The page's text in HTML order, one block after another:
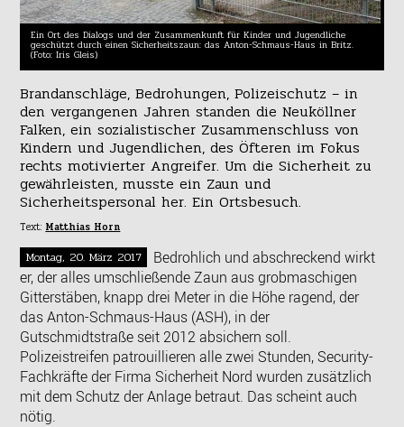
Ein Ort des Dialogs und der Zusammenkunft für Kinder und Jugendliche
geschützt durch einen Sicherheitszaun: das Anton-Schmaus-Haus in Britz.
(Foto: Iris Gleis)
Brandanschläge, Bedrohungen, Polizeischutz – in
den vergangenen Jahren standen die Neuköllner
Falken, ein sozialistischer Zusammenschluss von
Kindern und Jugendlichen, des Öfteren im Fokus
rechts motivierter Angreifer. Um die Sicherheit zu
gewährleisten, musste ein Zaun und
Sicherheitspersonal her. Ein Ortsbesuch.
Text: Matthias Horn
Montag, 20. März 2017
Bedrohlich und abschreckend wirkt
er, der alles umschließende Zaun aus grobmaschigen
Gitterstäben, knapp drei Meter in die Höhe ragend, der
das Anton-Schmaus-Haus (ASH), in der
Gutschmidtstraße seit 2012 absichern soll.
Polizeistreifen patrouillieren alle zwei Stunden, Security-
Fachkräfte der Firma Sicherheit Nord wurden zusätzlich
mit dem Schutz der Anlage betraut. Das scheint auch
nötig.